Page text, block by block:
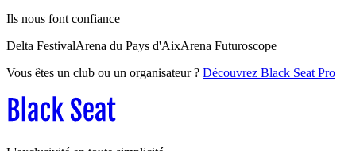
Ils nous font confiance
Delta FestivalArena du Pays d'AixArena Futuroscope
Vous êtes un club ou un organisateur ? Découvrez Black Seat Pro